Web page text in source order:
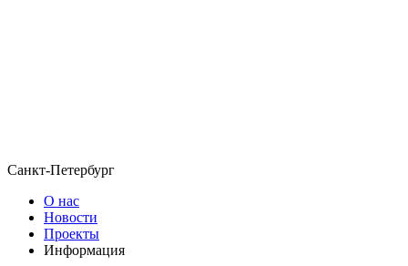
Санкт-Петербург
О нас
Новости
Проекты
Информация